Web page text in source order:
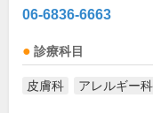
06-6836-6663
診療科目
皮膚科 アレルギー科